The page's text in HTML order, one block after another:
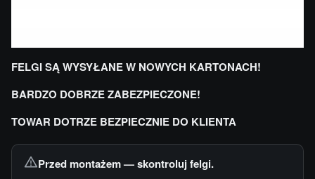
FELGI SĄ WYSYŁANE W NOWYCH KARTONACH!
BARDZO DOBRZE ZABEZPIECZONE!
TOWAR DOTRZE BEZPIECZNIE DO KLIENTA
Przed montażem — skontroluj felgi.